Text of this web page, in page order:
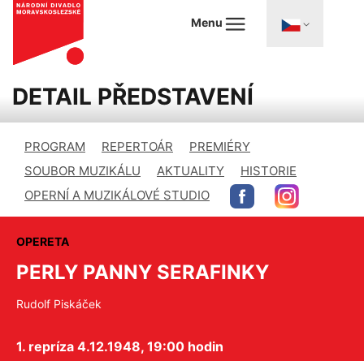
Menu
DETAIL PŘEDSTAVENÍ
PROGRAM REPERTOÁR
PREMIÉRY
SOUBOR MUZIKÁLU
AKTUALITY
HISTORIE
OPERNÍ A MUZIKÁLOVÉ STUDIO
OPERETA
PERLY PANNY SERAFINKY
Rudolf Piskáček
1. repríza 4.12.1948, 19:00 hodin